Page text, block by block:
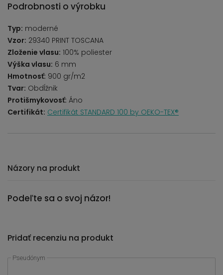
Podrobnosti o výrobku
Typ: moderné
Vzor: 29340 PRINT TOSCANA
Zloženie vlasu: 100% poliester
Výška vlasu: 6 mm
Hmotnosť: 900 gr/m2
Tvar: Obdĺžnik
Protišmykovosť: Áno
Certifikát: Certifikát STANDARD 100 by OEKO-TEX®
Názory na produkt
Podeľte sa o svoj názor!
Pridať recenziu na produkt
Pseudónym